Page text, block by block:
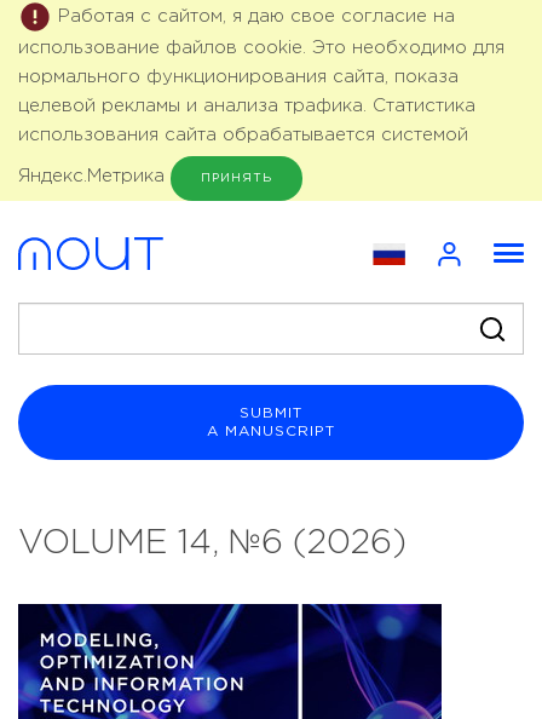
Работая с сайтом, я даю свое согласие на
использование файлов cookie. Это необходимо для
нормального функционирования сайта, показа
целевой рекламы и анализа трафика. Статистика
использования сайта обрабатывается системой
Яндекс.Метрика ПРИНЯТЬ
SUBMIT
A MANUSCRIPT
VOLUME 14, №6 (2026)